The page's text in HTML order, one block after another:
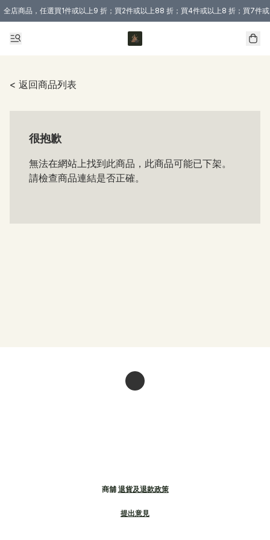
全店商品，任選買1件或以上9 折；買2件或以上88 折；買4件或以上8 折；買7件
購買 3 件商品或以上即享免運費優惠！（適用於 本地送貨、本地取貨 )
< 返回商品列表
很抱歉
無法在網站上找到此商品，此商品可能已下架。
請檢查商品連結是否正確。
商舖 退貨及退款政策
提出意見